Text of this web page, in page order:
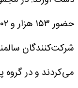
شرکت‌کنندگان
می‌کردند و در